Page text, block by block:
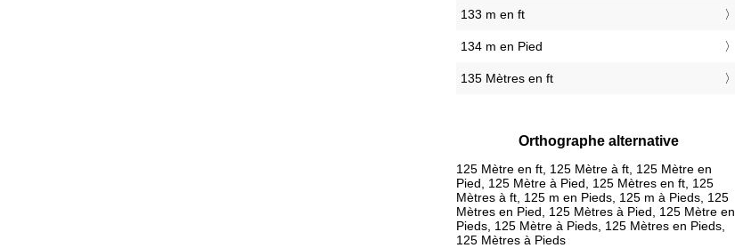
133 m en ft
134 m en Pied
135 Mètres en ft
Orthographe alternative
125 Mètre en ft, 125 Mètre à ft, 125 Mètre en
Pied, 125 Mètre à Pied, 125 Mètres en ft, 125
Mètres à ft, 125 m en Pieds, 125 m à Pieds, 125
Mètres en Pied, 125 Mètres à Pied, 125 Mètre en
Pieds, 125 Mètre à Pieds, 125 Mètres en Pieds,
125 Mètres à Pieds